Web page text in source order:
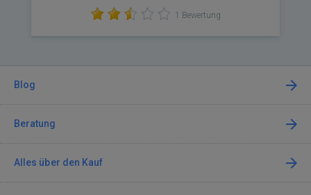
1 Bewertung
Blog
Beratung
Alles über den Kauf